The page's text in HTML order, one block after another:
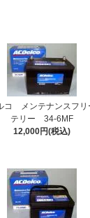
コ メンテナンスフリ
テリー 34-6MF
12,000円(税込)